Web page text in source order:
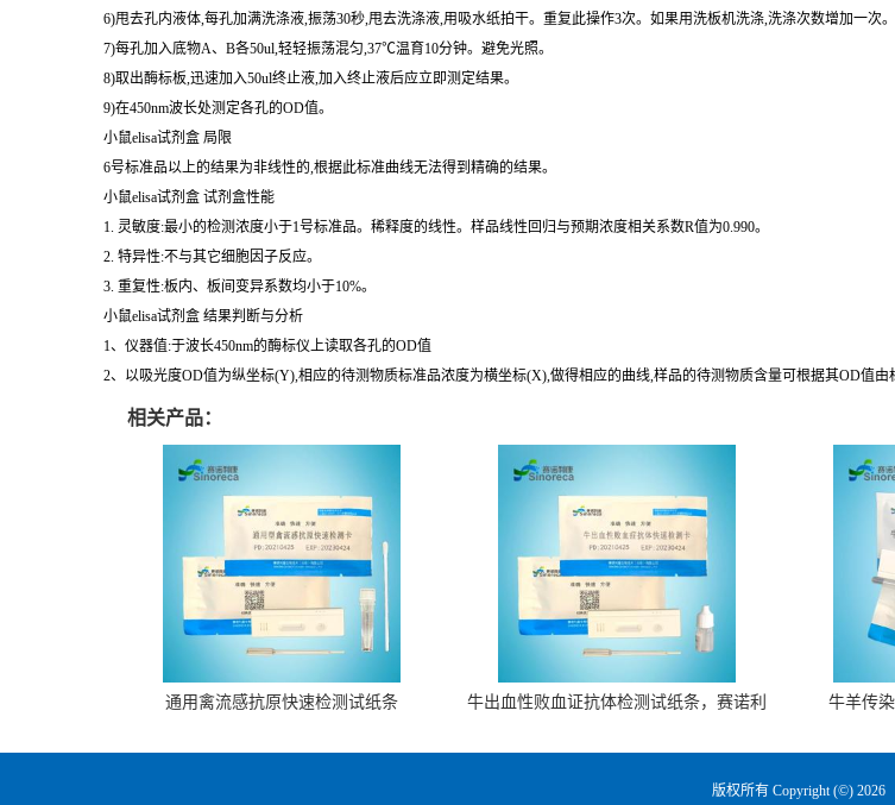
6)甩去孔内液体,每孔加满洗涤液,振荡30秒,甩去洗涤液,用吸水纸拍干。重复此操作3次。如果用洗板机洗涤,洗涤次数增加一次。
7)每孔加入底物A、B各50ul,轻轻振荡混匀,37℃温育10分钟。避免光照。
8)取出酶标板,迅速加入50ul终止液,加入终止液后应立即测定结果。
9)在450nm波长处测定各孔的OD值。
小鼠elisa试剂盒 局限
6号标准品以上的结果为非线性的,根据此标准曲线无法得到精确的结果。
小鼠elisa试剂盒 试剂盒性能
1. 灵敏度:最小的检测浓度小于1号标准品。稀释度的线性。样品线性回归与预期浓度相关系数R值为0.990。
2. 特异性:不与其它细胞因子反应。
3. 重复性:板内、板间变异系数均小于10%。
小鼠elisa试剂盒 结果判断与分析
1、仪器值:于波长450nm的酶标仪上读取各孔的OD值
2、以吸光度OD值为纵坐标(Y),相应的待测物质标准品浓度为横坐标(X),做得相应的曲线,样品的待测物质含量可根据其OD值由
相关产品：
通用禽流感抗原快速检测试纸条
牛出血性败血证抗体检测试纸条，赛诺利
牛羊传
版权所有 Copyright (©) 2026